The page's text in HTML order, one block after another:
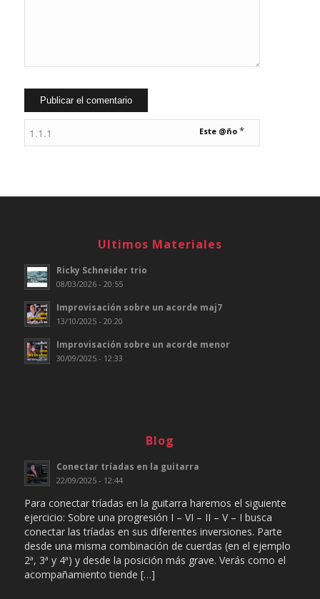
Este @ño *
Ultimos Materiales
Ricky Schneider trio
08/03/2026 - 20:55
Improvisación sobre un acorde maj7
13/10/2025 - 20:20
Improvisación sobre un acorde menor
30/09/2025 - 12:33
Blog
Conectar tríadas en la guitarra
22/09/2025 - 12:44
Para conectar tríadas en la guitarra haremos el siguiente
ejercicio: Sobre una progresión I – VI – II – V – I busca
conectar las tríadas en sus diferentes inversiones. Parte
desde una misma combinación de cuerdas (en el ejemplo
2ª, 3ª y 4ª) y desde la posición más grave. Verás como el
acompañamiento tiende […]